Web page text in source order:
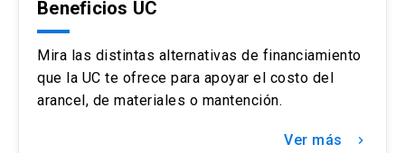
Beneficios UC
Mira las distintas alternativas de financiamiento
que la UC te ofrece para apoyar el costo del
arancel, de materiales o mantención.
Ver más keyboard_arrow_right